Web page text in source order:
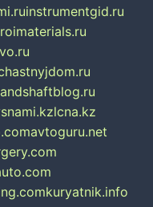
instrumentgid.ru
lcna.kz
avtoguru.net
kuryatnik.info